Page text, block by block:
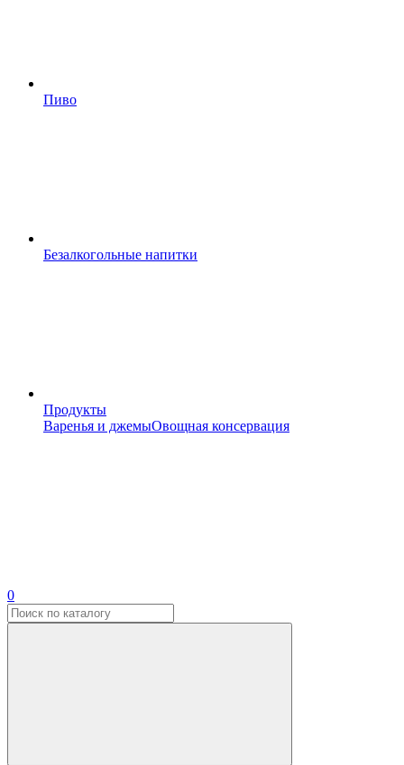
Пиво
Безалкогольные напитки
Продукты
Варенья и джемыОвощная консервация
0